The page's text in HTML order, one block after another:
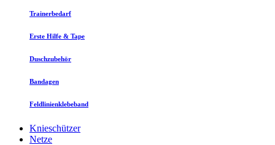
Trainerbedarf
Erste Hilfe & Tape
Duschzubehör
Bandagen
Feldlinienklebeband
Knieschützer
Netze